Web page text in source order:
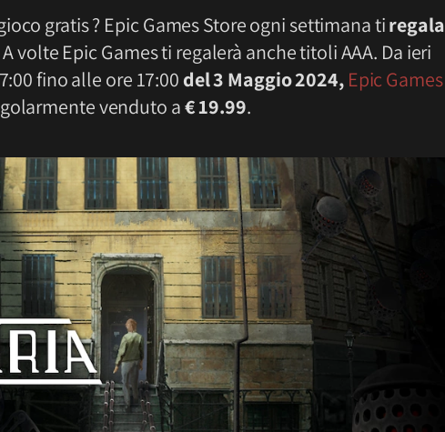
gratis ? Epic Games Store ogni settimana tiregala
A volte Epic Games ti regalerà anche titoli AAA. Da ieri
fino alle ore 17:00 del 3 Maggio 2024, Epic Games
venduto a€ 19.99.